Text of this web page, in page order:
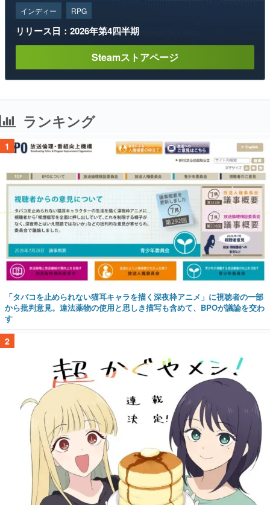
インディー RPG
リリース日：2026年第4四半期
Steamストアページ
ランキング
1
「タバコを止められない猫耳キャラを描く深夜枠アニメ」に視聴者の一部
から批判意見。違法薬物の使用と思しき描写も含めて、BPOが議論を交わ
す
2